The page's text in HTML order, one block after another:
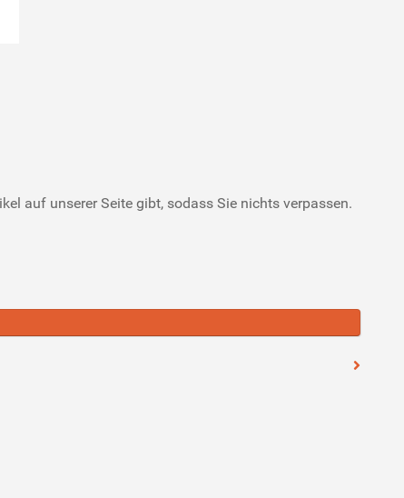
auf unserer Seite gibt, sodass Sie nichts verpassen.